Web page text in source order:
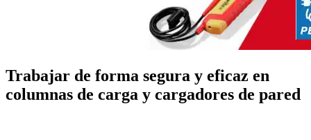
Trabajar de forma segura y eficaz en
columnas de carga y cargadores de pared